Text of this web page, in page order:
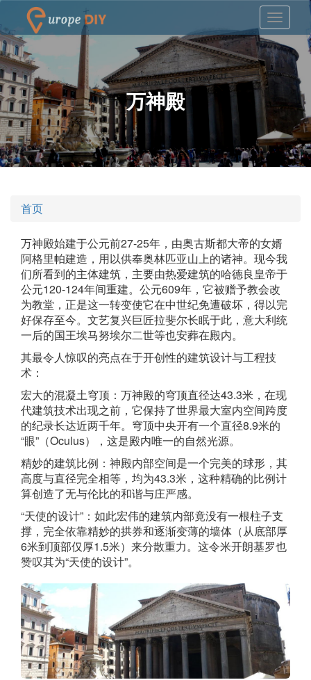
万神殿
首页
万神殿始建于公元前27-25年，由奥古斯都大帝的女婿
阿格里帕建造，用以供奉奥林匹亚山上的诸神。现今我
们所看到的主体建筑，主要由热爱建筑的哈德良皇帝于
公元120-124年间重建。公元609年，它被赠予教会改
为教堂，正是这一转变使它在中世纪免遭破坏，得以完
好保存至今。文艺复兴巨匠拉斐尔长眠于此，意大利统
一后的国王埃马努埃尔二世等也安葬在殿内。
其最令人惊叹的亮点在于开创性的建筑设计与工程技
术：
宏大的混凝土穹顶：万神殿的穹顶直径达43.3米，在现
代建筑技术出现之前，它保持了世界最大室内空间跨度
的纪录长达近两千年。穹顶中央开有一个直径8.9米的
“眼”（Oculus），这是殿内唯一的自然光源。
精妙的建筑比例：神殿内部空间是一个完美的球形，其
高度与直径完全相等，均为43.3米，这种精确的比例计
算创造了无与伦比的和谐与庄严感。
“天使的设计”：如此宏伟的建筑内部竟没有一根柱子支
撑，完全依靠精妙的拱券和逐渐变薄的墙体（从底部厚
6米到顶部仅厚1.5米）来分散重力。这令米开朗基罗也
赞叹其为“天使的设计”。